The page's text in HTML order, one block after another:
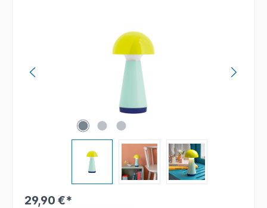
29,90 €*